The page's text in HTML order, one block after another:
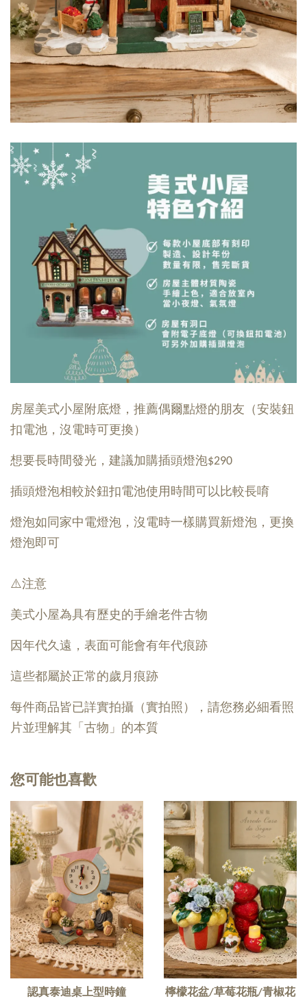
房屋美式小屋附底燈，推薦偶爾點燈的朋友（安裝鈕
扣電池，沒電時可更換）
想要長時間發光，建議加購插頭燈泡$290
插頭燈泡相較於鈕扣電池使用時間可以比較長唷
燈泡如同家中電燈泡，沒電時一樣購買新燈泡，更換
燈泡即可
⚠️注意
美式小屋為具有歷史的手繪老件古物
因年代久遠，表面可能會有年代痕跡
這些都屬於正常的歲月痕跡
每件商品皆已詳實拍攝（實拍照），請您務必細看照
片並理解其「古物」的本質
您可能也喜歡
認真泰迪桌上型時鐘
檸檬花盆/草莓花瓶/青椒花